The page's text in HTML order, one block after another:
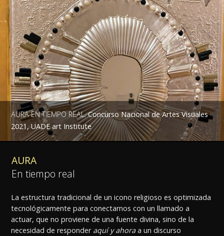
AURA EN TIEMPO REAL.Concurso Nacional de Artes Visuales
2021, UADE art Institute
AURA
En tiempo real
La estructura tradicional de un icono religioso es optimizada
tecnológicamente para conectarnos con un llamado a
actuar, que no proviene de una fuente divina, sino de la
necesidad de responder aquí y ahoraa un discurso